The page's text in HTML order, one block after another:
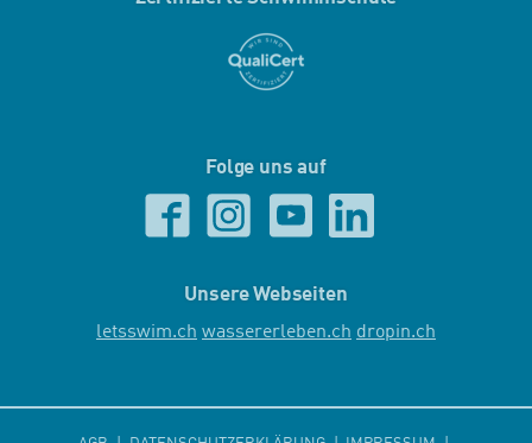
Folge uns auf
Unsere Webseiten
letsswim.ch wassererleben.ch dropin.ch